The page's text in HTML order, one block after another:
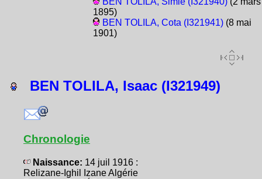
1895)
BEN TOLILA, Cota (I321941)(8 mai
1901)
BEN TOLILA, Isaac (I321949)
Chronologie
Naissance: 14 juil 1916 :
Relizane-Ighil Izane Algérie